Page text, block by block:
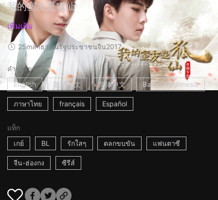
我的室友是狐仙
เพิ่มเติม
25mสาธารณรัฐประชาชนจีน2017
คำบรรยาย
English
繁體中文 简体中文 Bahasa Indonesia
ภาษาไทย français Español
แท็ก
เกย์
BL รักใสๆ ตลกขบขัน แฟนตาซี
จีน-ฮ่องกง ซีรีส์